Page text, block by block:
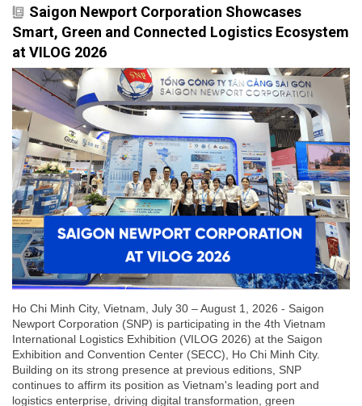
Saigon Newport Corporation Showcases
Smart, Green and Connected Logistics Ecosystem
at VILOG 2026
Ho Chi Minh City, Vietnam, July 30 – August 1, 2026 - Saigon
Newport Corporation (SNP) is participating in the 4th Vietnam
International Logistics Exhibition (VILOG 2026) at the Saigon
Exhibition and Convention Center (SECC), Ho Chi Minh City.
Building on its strong presence at previous editions, SNP
continues to affirm its position as Vietnam's leading port and
logistics enterprise, driving digital transformation, green